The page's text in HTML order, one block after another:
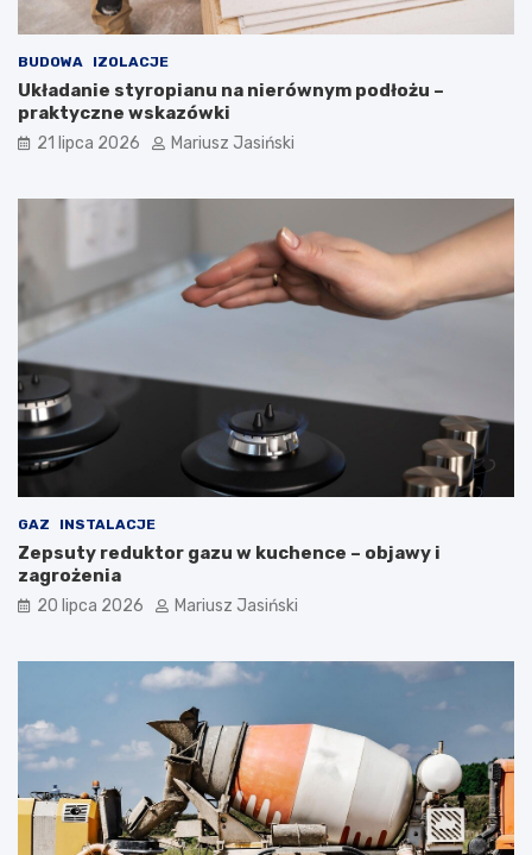
BUDOWA IZOLACJE
Układanie styropianu na nierównym podłożu –
praktyczne wskazówki
21 lipca 2026 Mariusz Jasiński
GAZ INSTALACJE
Zepsuty reduktor gazu w kuchence – objawy i
zagrożenia
20 lipca 2026 Mariusz Jasiński